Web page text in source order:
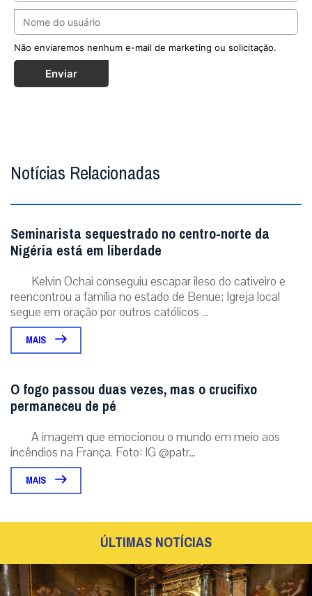
Não enviaremos nenhum e-mail de marketing ou solicitação.
Enviar
Notícias Relacionadas
Seminarista sequestrado no centro-norte da
Nigéria está em liberdade
Kelvin Ochai conseguiu escapar ileso do cativeiro e
reencontrou a família no estado de Benue; Igreja local
segue em oração por outros católicos ...
MAIS
O fogo passou duas vezes, mas o crucifixo
permaneceu de pé
A imagem que emocionou o mundo em meio aos
incêndios na França. Foto: IG @patr...
MAIS
ÚLTIMAS NOTÍCIAS